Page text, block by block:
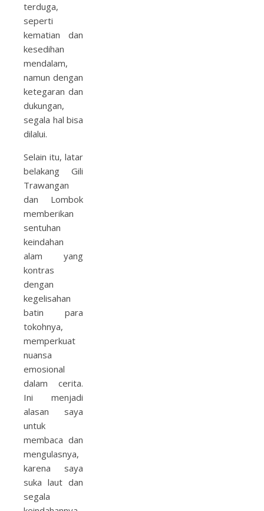
terduga,
seperti
kematian dan
kesedihan
mendalam,
namun dengan
ketegaran dan
dukungan,
segala hal bisa
dilalui.
Selain itu, latar
belakang Gili
Trawangan
dan Lombok
memberikan
sentuhan
keindahan
alam yang
kontras
dengan
kegelisahan
batin para
tokohnya,
memperkuat
nuansa
emosional
dalam cerita.
Ini menjadi
alasan saya
untuk
membaca dan
mengulasnya,
karena saya
suka laut dan
segala